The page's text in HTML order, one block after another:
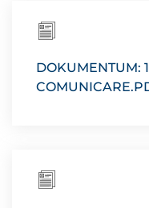
DOKUMENTUM: